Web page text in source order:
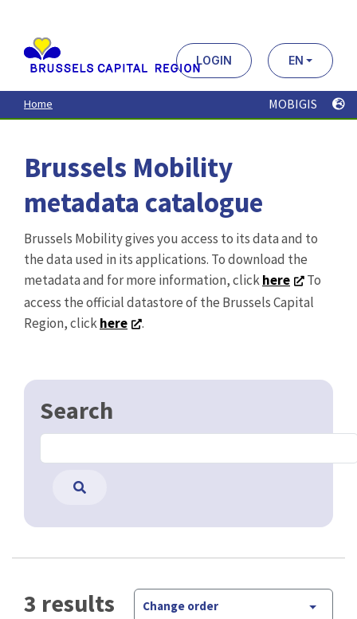
contenu
principal
LOGIN EN
Home MOBIGIS
Brussels Mobility
metadata catalogue
Brussels Mobility gives you access to its data and to
the data used in its applications. To download the
metadata and for more information, clickhere
To
access the official datastore of the Brussels Capital
Region, clickhere .
Search
3 results Change order